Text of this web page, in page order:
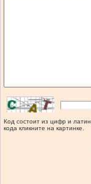
Код состоит из цифр и
кода кликните на картинке.